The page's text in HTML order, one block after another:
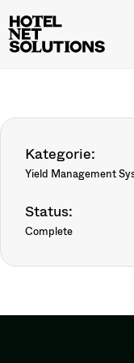
Kategorie:
Yield Management
Status:
Complete